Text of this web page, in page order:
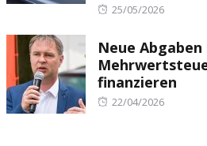
Posted
25/05/2026
Neue Abgaben
finanzieren
Posted
22/04/2026